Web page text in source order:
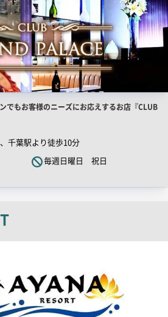
でもお客様のニーズにお応えするお店『CLUB
千葉駅より徒歩10分
毎週日曜日 祝日